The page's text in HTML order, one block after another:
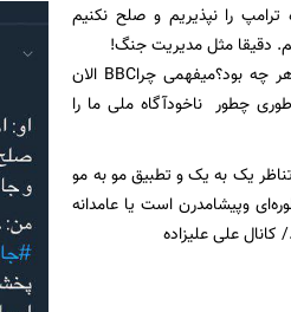
ترامپ را نپذیریم و صلح نکنیم
من: حالا میفهمی پیام زیرپوستی مستند جام زهر چه بود؟میفهمی چراBBC الان
چطور ناخودآگاه ملی ما را
یک به یک و تطبیق مو به مو
و‌پیشامدرن است یا عامدانه
علی علیزاده